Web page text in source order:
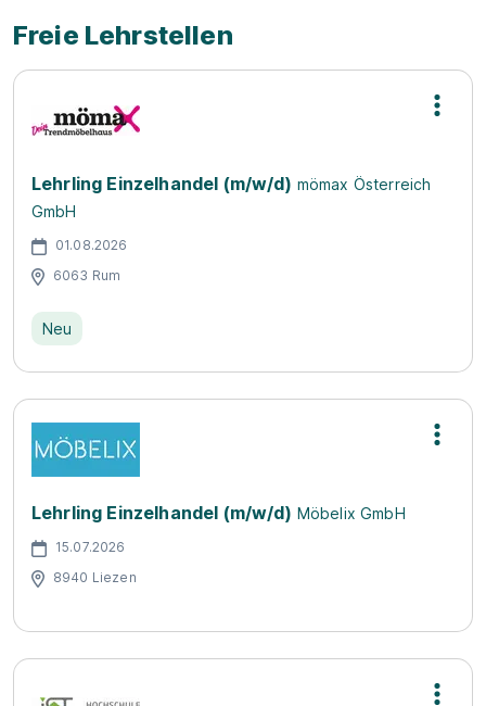
Freie Lehrstellen
Lehrling Einzelhandel (m/w/d) mömax Österreich
GmbH
01.08.2026
6063 Rum
Neu
Lehrling Einzelhandel (m/w/d) Möbelix GmbH
15.07.2026
8940 Liezen